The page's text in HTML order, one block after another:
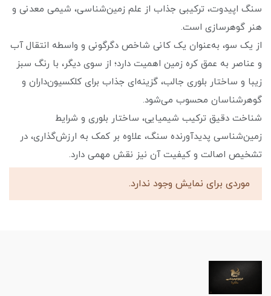
سنگ اپیدوت، ترکیبی جذاب از علم زمین‌شناسی، شیمی معدنی و
هنر گوهرسازی است.
از یک سو، به‌عنوان یک کانی شاخص دگرگونی و واسطه انتقال آب
و عناصر به عمق کره زمین اهمیت دارد؛ از سوی دیگر، با رنگ سبز
زیبا و ساختار بلوری جالب، گزینه‌ای جذاب برای کلکسیون‌داران و
گوهرشناسان محسوب می‌شود.
شناخت دقیق ترکیب شیمیایی، ساختار بلوری و شرایط
زمین‌شناسی پدیدآورنده سنگ، علاوه بر کمک به ارزش‌گذاری، در
تشخیص اصالت و کیفیت آن نیز نقش مهمی دارد.
موردی برای نمایش وجود ندارد.